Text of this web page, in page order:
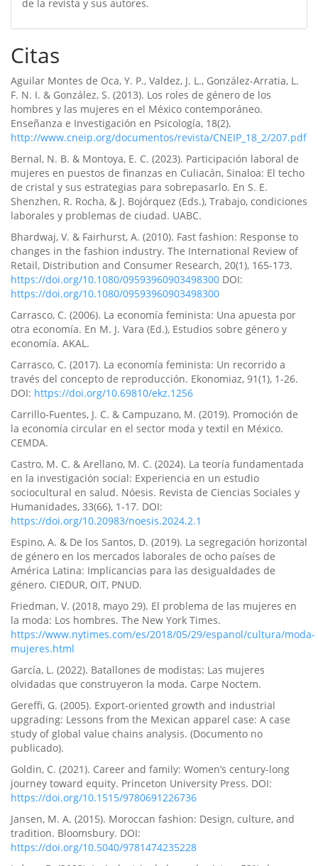
de la revista y sus autores.
Citas
Aguilar Montes de Oca, Y. P., Valdez, J. L., González-Arratia, L.
F. N. I. & González, S. (2013). Los roles de género de los
hombres y las mujeres en el México contemporáneo.
Enseñanza e Investigación en Psicología, 18(2).
http://www.cneip.org/documentos/revista/CNEIP_18_2/207.pdf
Bernal, N. B. & Montoya, E. C. (2023). Participación laboral de
mujeres en puestos de finanzas en Culiacán, Sinaloa: El techo
de cristal y sus estrategias para sobrepasarlo. En S. E.
Shenzhen, R. Rocha, & J. Bojórquez (Eds.), Trabajo, condiciones
laborales y problemas de ciudad. UABC.
Bhardwaj, V. & Fairhurst, A. (2010). Fast fashion: Response to
changes in the fashion industry. The International Review of
Retail, Distribution and Consumer Research, 20(1), 165-173.
https://doi.org/10.1080/09593960903498300 DOI:
https://doi.org/10.1080/09593960903498300
Carrasco, C. (2006). La economía feminista: Una apuesta por
otra economía. En M. J. Vara (Ed.), Estudios sobre género y
economía. AKAL.
Carrasco, C. (2017). La economía feminista: Un recorrido a
través del concepto de reproducción. Ekonomiaz, 91(1), 1-26.
DOI: https://doi.org/10.69810/ekz.1256
Carrillo-Fuentes, J. C. & Campuzano, M. (2019). Promoción de
la economía circular en el sector moda y textil en México.
CEMDA.
Castro, M. C. & Arellano, M. C. (2024). La teoría fundamentada
en la investigación social: Experiencia en un estudio
sociocultural en salud. Nóesis. Revista de Ciencias Sociales y
Humanidades, 33(66), 1-17. DOI:
https://doi.org/10.20983/noesis.2024.2.1
Espino, A. & De los Santos, D. (2019). La segregación horizontal
de género en los mercados laborales de ocho países de
América Latina: Implicancias para las desigualdades de
género. CIEDUR, OIT, PNUD.
Friedman, V. (2018, mayo 29). El problema de las mujeres en
la moda: Los hombres. The New York Times.
https://www.nytimes.com/es/2018/05/29/espanol/cultura/moda-
mujeres.html
García, L. (2022). Batallones de modistas: Las mujeres
olvidadas que construyeron la moda. Carpe Noctem.
Gereffi, G. (2005). Export-oriented growth and industrial
upgrading: Lessons from the Mexican apparel case: A case
study of global value chains analysis. (Documento no
publicado).
Goldin, C. (2021). Career and family: Women’s century-long
journey toward equity. Princeton University Press. DOI:
https://doi.org/10.1515/9780691226736
Jansen, M. A. (2015). Moroccan fashion: Design, culture, and
tradition. Bloomsbury. DOI:
https://doi.org/10.5040/9781474235228